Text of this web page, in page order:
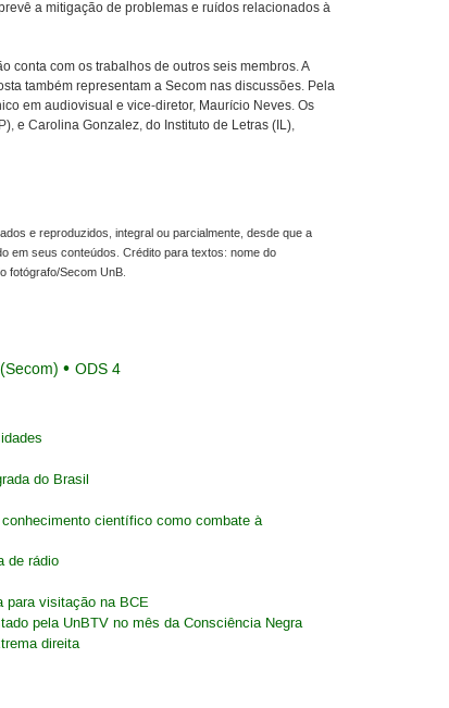
a mitigação de problemas e ruídos relacionados à
conta com os trabalhos de outros seis membros. A
também representam a Secom nas discussões. Pela
em audiovisual e vice-diretor, Maurício Neves. Os
e Carolina Gonzalez, do Instituto de Letras (IL),
e reproduzidos, integral ou parcialmente, desde que a
em seus conteúdos. Crédito para textos: nome do
fotógrafo/Secom UnB.
ODS 4
do Brasil
científico como combate à
de rádio
para visitação na BCE
pela UnBTV no mês da Consciência Negra
direita